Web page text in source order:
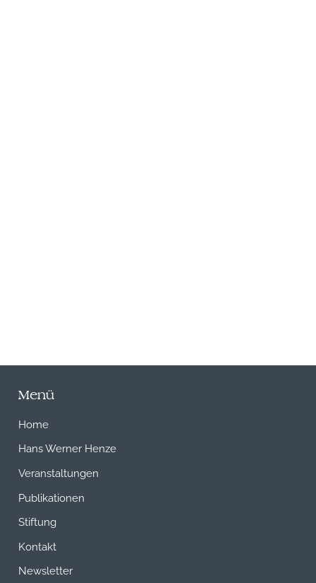
Menü
Home
Hans Werner Henze
Veranstaltungen
Publikationen
Stiftung
Kontakt
Newsletter